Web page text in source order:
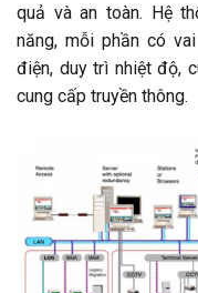
quả và an toàn. Hệ
năng, mỗi phần có
điện, duy trì nhiệt độ,
cung cấp truyền thông.